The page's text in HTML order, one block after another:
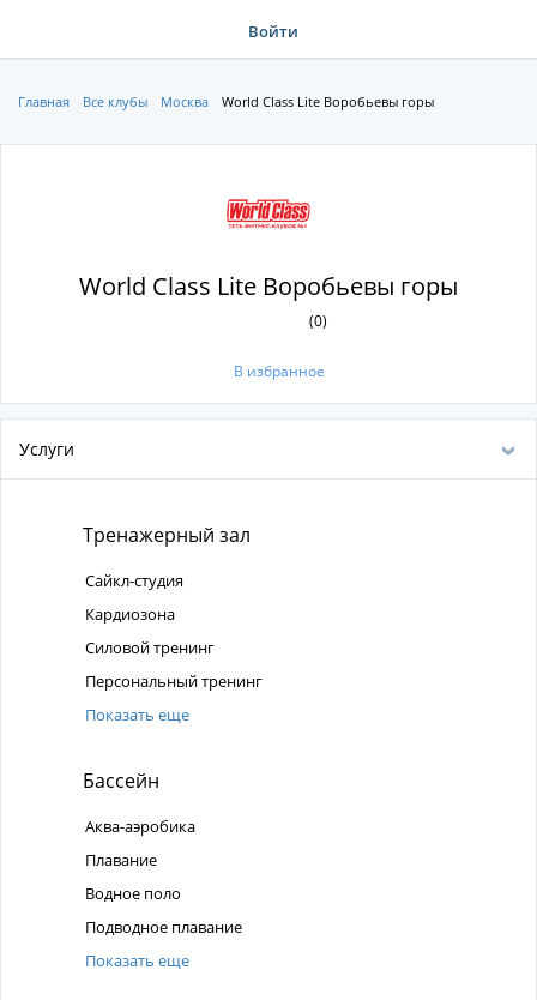
Войти
Главная Все клубы Москва World Class Lite Воробьевы горы
World Class Lite Воробьевы горы
(0)
В избранное
Услуги
Тренажерный зал
Сайкл-студия
Кардиозона
Силовой тренинг
Персональный тренинг
Показать еще
Бассейн
Аква-аэробика
Плавание
Водное поло
Подводное плавание
Показать еще